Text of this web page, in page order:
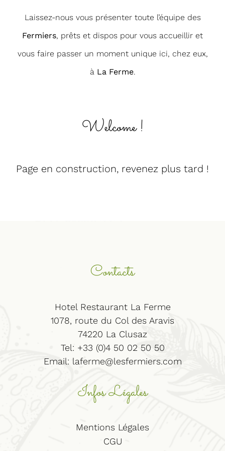
Laissez-nous vous présenter toute l’équipe des
Fermiers, prêts et dispos pour vous accueillir et
vous faire passer un moment unique ici, chez eux,
à La Ferme.
Welcome !
Page en construction, revenez plus tard !
Contacts
Hotel Restaurant La Ferme
1078, route du Col des Aravis
74220 La Clusaz
Tel: +33 (0)4 50 02 50 50
Email: laferme@lesfermiers.com
Infos Légales
Mentions Légales
CGU